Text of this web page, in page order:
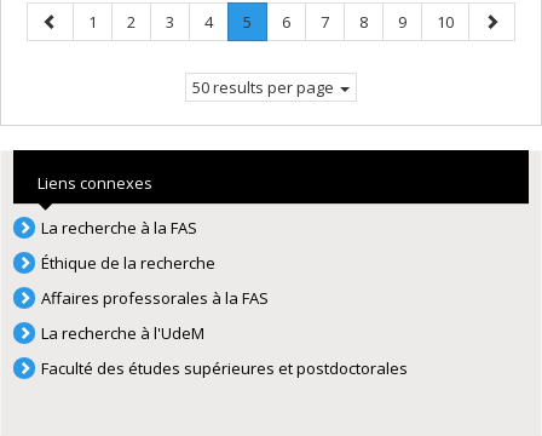
Previous
page
Page
1 Page
2 Page
3 Page
4 Page
5
Current
Page
6 Page
7 Page
8 Page
9 Page
10
Next
page
50 results per page
Liens connexes
La recherche à la FAS
Éthique de la recherche
Affaires professorales à la FAS
La recherche à l'UdeM
Faculté des études supérieures et postdoctorales